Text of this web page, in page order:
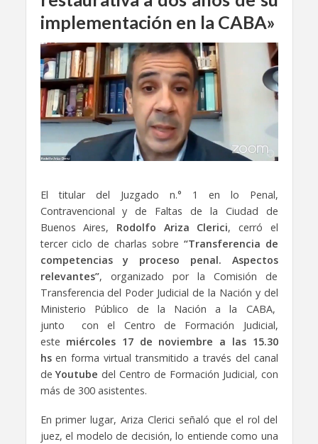
implementación en la CABA»
El titular del Juzgado n.° 1 en lo Penal,
Contravencional y de Faltas de la Ciudad de
Buenos Aires, Rodolfo Ariza Clerici, cerró el
tercer ciclo de charlas sobre “Transferencia de
competencias y proceso penal. Aspectos
relevantes”, organizado por la Comisión de
Transferencia del Poder Judicial de la Nación y del
Ministerio Público de la Nación a la CABA,
junto con el Centro de Formación Judicial,
este miércoles 17 de noviembre a las 15.30
hsen forma virtual transmitido a través del canal
deYoutube del Centro de Formación Judicial, con
más de 300 asistentes.
En primer lugar, Ariza Clerici señaló que el rol del
juez, el modelo de decisión, lo entiende como una